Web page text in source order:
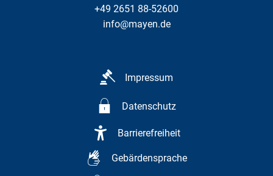
+49 2651 88-52600
info@mayen.de
Impressum
Datenschutz
Barrierefreiheit
Gebärdensprache